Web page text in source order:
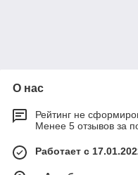
О нас
Рейтинг не
Менее 5 отзывов за
Работает с